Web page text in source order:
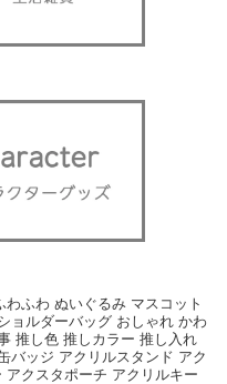
ふわ ぬいぐるみ マスコット
ョルダーバッグ おしゃれ かわ
推し色 推しカラー 推し入れ
バッジ アクリルスタンド アク
クスタポーチ アクリルキー